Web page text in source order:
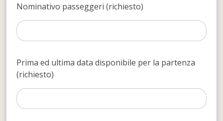
Nominativo passeggeri (richiesto)
Prima ed ultima data disponibile per la partenza
(richiesto)